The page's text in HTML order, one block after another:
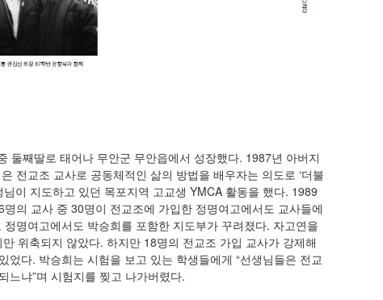
째딸로 태어나 무안군 무안읍에서 성장했다. 1987년 아버지
전교조 교사로 공동체적인 삶의 방법을 배우자는 의도로 ‘더불
이 지도하고 있던 목포지역 고교생 YMCA 활동을 했다. 1989
의 교사 중 30명이 전교조에 가입한 정명여고에서도 교사들에
명여고에서도 박승희를 포함한 지도부가 꾸려졌다. 자고연을
위축되지 않았다. 하지만 18명의 전교조 가입 교사가 강제해
다. 박승희는 시험을 보고 있는 학생들에게 “선생님들은 전교
느냐”며 시험지를 찢고 나가버렸다.